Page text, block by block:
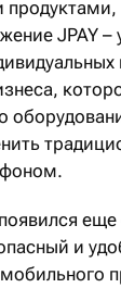
JPAY –
и